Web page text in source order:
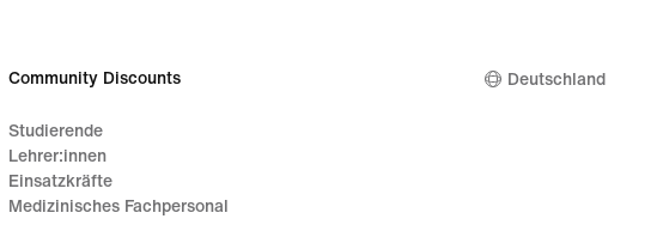
Community Discounts
Studierende
Lehrer:innen
Einsatzkräfte
Medizinisches Fachpersonal
Deutschland